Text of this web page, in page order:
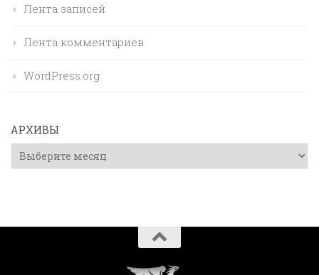
Лента записей
Лента комментариев
WordPress.org
АРХИВЫ
Архивы